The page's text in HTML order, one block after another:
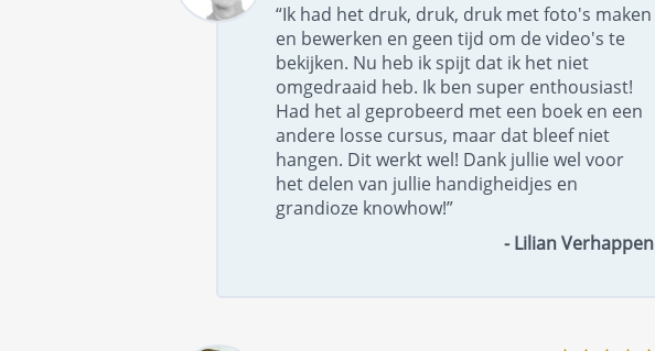
“Ik had het druk, druk, druk met foto's maken
en bewerken en geen tijd om de video's te
bekijken. Nu heb ik spijt dat ik het niet
omgedraaid heb. Ik ben super enthousiast!
Had het al geprobeerd met een boek en een
andere losse cursus, maar dat bleef niet
hangen. Dit werkt wel! Dank jullie wel voor
het delen van jullie handigheidjes en
grandioze knowhow!”
- Lilian Verhappen